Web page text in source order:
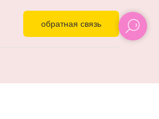
обратная связь